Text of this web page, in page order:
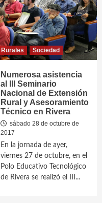
Rurales Sociedad
Numerosa asistencia
al III Seminario
Nacional de Extensión
Rural y Asesoramiento
Técnico en Rivera
sábado 28 de octubre de
2017
En la jornada de ayer,
viernes 27 de octubre, en el
Polo Educativo Tecnológico
de Rivera se realizó el III...